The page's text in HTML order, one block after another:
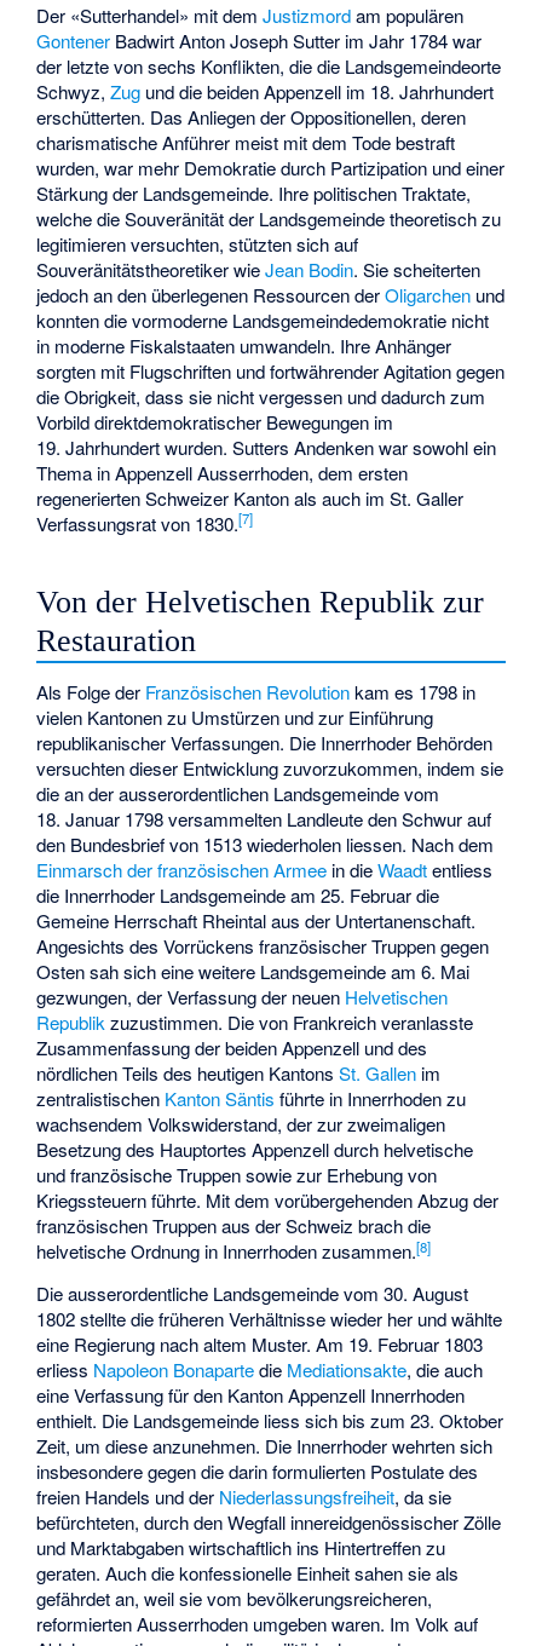
Der «Sutterhandel» mit demJustizmordam populären
Gontener BadwirtAnton Joseph Sutter im Jahr 1784 war
der letzte von sechs Konflikten, die die Landsgemeindeorte
Schwyz,Zug und die beiden Appenzell im 18. Jahrhundert
erschütterten. Das Anliegen der Oppositionellen, deren
charismatische Anführer meist mit dem Tode bestraft
wurden, war mehr Demokratie durch Partizipation und einer
Stärkung der Landsgemeinde. Ihre politischen Traktate,
welche die Souveränität der Landsgemeinde theoretisch zu
legitimieren versuchten, stützten sich auf
Souveränitätstheoretiker wieJean Bodin. Sie scheiterten
jedoch an den überlegenen Ressourcen derOligarchen und
konnten die vormoderne Landsgemeindedemokratie nicht
in moderne Fiskalstaaten umwandeln. Ihre Anhänger
sorgten mit Flugschriften und fortwährender Agitation gegen
die Obrigkeit, dass sie nicht vergessen und dadurch zum
Vorbild direktdemokratischer Bewegungen im
19. Jahrhundert wurden. Sutters Andenken war sowohl ein
Thema in Appenzell Ausserrhoden, dem ersten
regenerierten Schweizer Kanton als auch im St. Galler
Verfassungsrat von 1830.[7]
Von der Helvetischen Republik zur
Restauration
Als Folge der Französischen Revolutionkam es 1798 in
vielen Kantonen zu Umstürzen und zur Einführung
republikanischer Verfassungen. Die Innerrhoder Behörden
versuchten dieser Entwicklung zuvorzukommen, indem sie
die an der ausserordentlichen Landsgemeinde vom
18. Januar 1798 versammelten Landleute den Schwur auf
den Bundesbrief von 1513 wiederholen liessen. Nach dem
Einmarsch der französischen Armee in dieWaadtentliess
die Innerrhoder Landsgemeinde am 25. Februar die
Gemeine Herrschaft Rheintal aus der Untertanenschaft.
Angesichts des Vorrückens französischer Truppen gegen
Osten sah sich eine weitere Landsgemeinde am 6. Mai
gezwungen, der Verfassung der neuen Helvetischen
Republikzuzustimmen. Die von Frankreich veranlasste
Zusammenfassung der beiden Appenzell und des
nördlichen Teils des heutigen KantonsSt. Gallen im
zentralistischen Kanton Säntis führte in Innerrhoden zu
wachsendem Volkswiderstand, der zur zweimaligen
Besetzung des Hauptortes Appenzell durch helvetische
und französische Truppen sowie zur Erhebung von
Kriegssteuern führte. Mit dem vorübergehenden Abzug der
französischen Truppen aus der Schweiz brach die
helvetische Ordnung in Innerrhoden zusammen.[8]
Die ausserordentliche Landsgemeinde vom 30. August
1802 stellte die früheren Verhältnisse wieder her und wählte
eine Regierung nach altem Muster. Am 19. Februar 1803
erliess Napoleon Bonapartedie Mediationsakte, die auch
eine Verfassung für den Kanton Appenzell Innerrhoden
enthielt. Die Landsgemeinde liess sich bis zum 23. Oktober
Zeit, um diese anzunehmen. Die Innerrhoder wehrten sich
insbesondere gegen die darin formulierten Postulate des
freien Handels und der Niederlassungsfreiheit, da sie
befürchteten, durch den Wegfall innereidgenössischer Zölle
und Marktabgaben wirtschaftlich ins Hintertreffen zu
geraten. Auch die konfessionelle Einheit sahen sie als
gefährdet an, weil sie vom bevölkerungsreicheren,
reformierten Ausserrhoden umgeben waren. Im Volk auf